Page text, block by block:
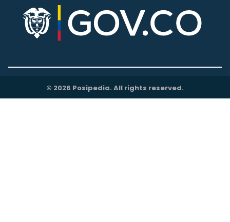
© 2026 Posipedia. All rights reserved.